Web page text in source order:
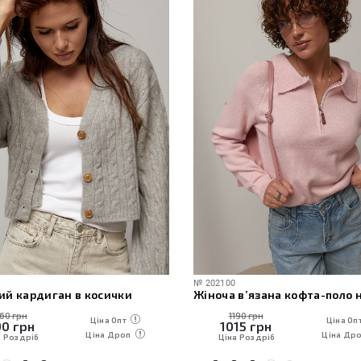
грн
грн
Роздріб
Ціна Опт
Ціна Дроп
№ 51511
Блакитні джинси палаццо
2020 грн
1720 грн
Ціна Роздріб
Ціна
Ціна